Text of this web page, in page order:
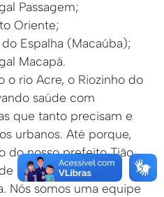
Passagem;
Oriente;
Espalha (Macaúba);
Macapá.
o rio Acre, o Riozinho do
saúde com
que tanto precisam e
urbanos. Até porque,
do nosso prefeito Tião
e humanização de
Nós somos uma equipe